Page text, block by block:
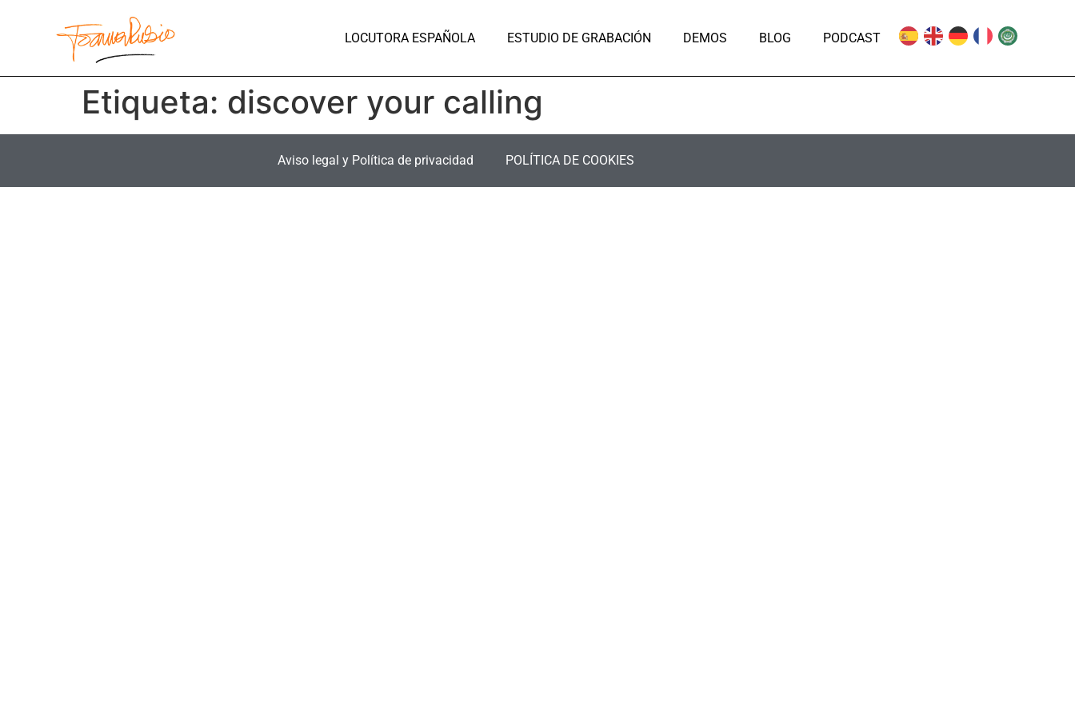
LOCUTORA ESPAÑOLA ESTUDIO DE GRABACIÓN DEMOS BLOG PODCAST
Etiqueta: discover your calling
Aviso legal y Política de privacidad POLÍTICA DE COOKIES